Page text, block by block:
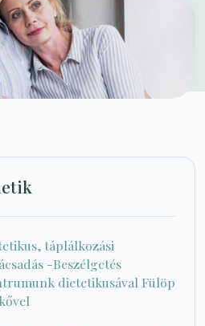
táplálkozási
-Beszélgetés
dietetikusával Fülöp